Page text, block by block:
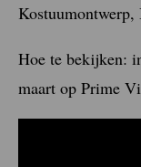
Kostuumontwerp,
Hoe te bekijken:
maart op Prime